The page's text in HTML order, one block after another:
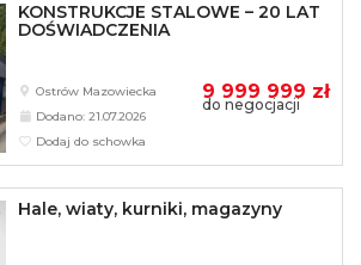
KONSTRUKCJE STALOWE – 20 LAT
DOŚWIADCZENIA
9 999 999 zł
do negocjacji
Ostrów Mazowiecka
Dodano: 21.07.2026
Dodaj do schowka
Hale, wiaty, kurniki, magazyny